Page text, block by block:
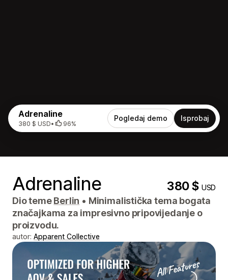
Adrenaline
380 $ USD• 96%
Pogledaj demo Isprobaj
Adrenaline 380 $USD
Dio temeBerlin • Minimalistička tema bogata
značajkama za impresivno pripovijedanje o
proizvodu.
autor: Apparent Collective